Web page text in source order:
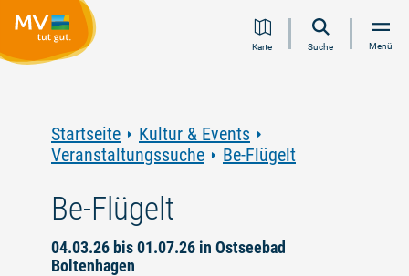
Inhalt
Navigation
Volltextsuche
FooterKarte Suche Menü
Startseite
Kultur & Events
Veranstaltungssuche
Be-Flügelt
Be-Flügelt
04.03.26 bis 01.07.26 in Ostseebad
Boltenhagen